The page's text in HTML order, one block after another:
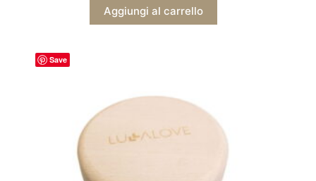
Aggiungi al carrello
Save